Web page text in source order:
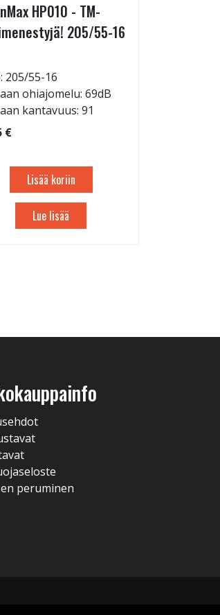
HP010 - TM-
205/55-16
205/55-16
ohiajomelu: 69dB
kantavuus: 91
€
Lisää koriin
Lue lisää
peruminen